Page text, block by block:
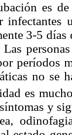
es
3-5
períodos
no se
es
y